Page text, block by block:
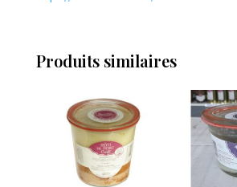
Produits similaires